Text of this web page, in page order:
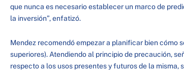
que nunca es necesario establecer un marco de
la inversión”, enfatizó.
Mendez recomendó empezar a planificar bien cómo
superiores). Atendiendo al principio de precaución,
respecto a los usos presentes y futuros de la misma,